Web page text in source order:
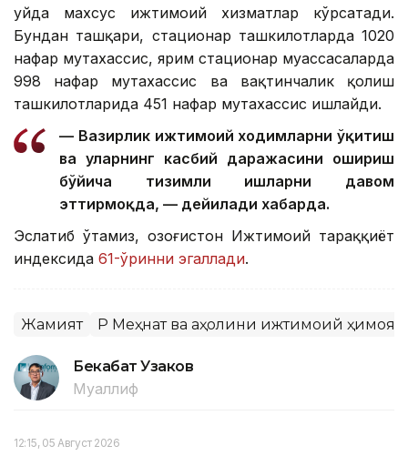
уйда махсус ижтимоий хизматлар кўрсатади.
Бундан ташқари, стационар ташкилотларда 1020
нафар мутахассис, ярим стационар муассасаларда
998 нафар мутахассис ва вақтинчалик қолиш
ташкилотларида 451 нафар мутахассис ишлайди.
— Вазирлик ижтимоий ходимларни ўқитиш
ва уларнинг касбий даражасини ошириш
бўйича тизимли ишларни давом
эттирмоқда, — дейилади хабарда.
Эслатиб ўтамиз, Қозоғистон Ижтимоий тараққиёт
индексида 61-ўринни эгаллади.
Жамият ҚР Меҳнат ва аҳолини ижтимоий ҳимоя
Бекабат Узаков
Муаллиф
12:15, 05 Август 2026